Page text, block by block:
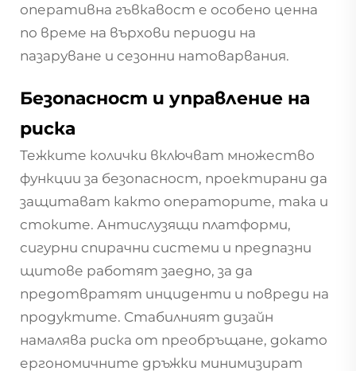
оперативна гъвкавост е особено ценна
по време на върхови периоди на
пазаруване и сезонни натоварвания.
Безопасност и управление на
риска
Тежките колички включват множество
функции за безопасност, проектирани да
защитават както операторите, така и
стоките. Антислузящи платформи,
сигурни спирачни системи и предпазни
щитове работят заедно, за да
предотвратят инциденти и повреди на
продуктите. Стабилният дизайн
намалява риска от преобръщане, докато
ергономичните дръжки минимизират